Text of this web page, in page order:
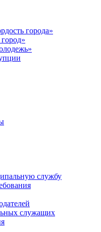
города»
службу
служащих